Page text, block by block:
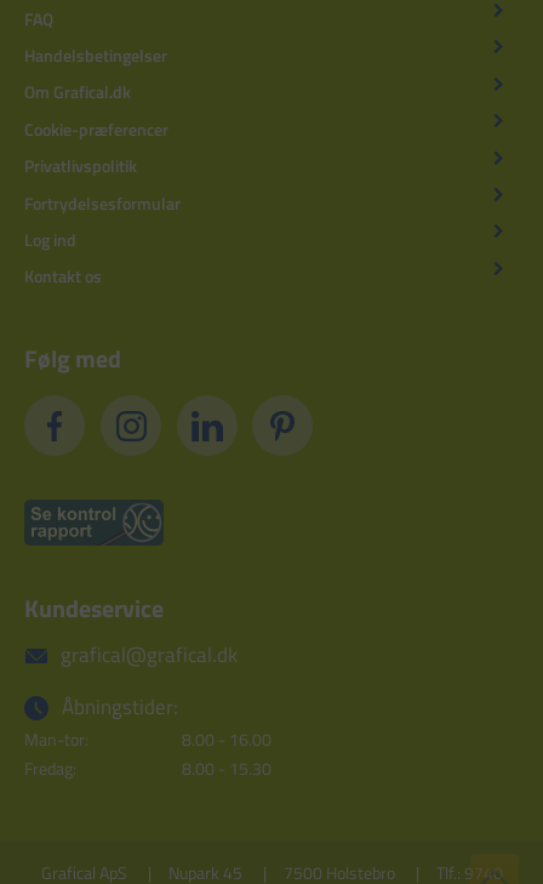
FAQ
Handelsbetingelser
Om Grafical.dk
Cookie-præferencer
Privatlivspolitik
Fortrydelsesformular
Log ind
Kontakt os
Følg med
Kundeservice
grafical@grafical.dk
Åbningstider:
Man-tor:
8.00 - 16.00
Fredag:
8.00 - 15.30
Grafical ApS Nupark 45 7500 Holstebro
Tlf.: 9740